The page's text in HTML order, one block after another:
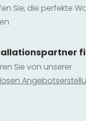
Sie, die perfekte
Sie von unserer
Ange